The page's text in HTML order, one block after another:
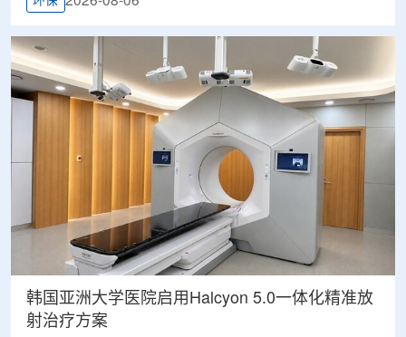
韩国亚洲大学医院启用Halcyon 5.0一体化精准放
射治疗方案